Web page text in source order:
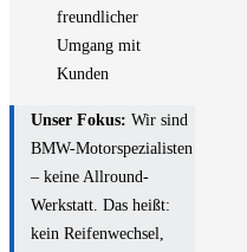
freundlicher
Umgang mit
Kunden
Unser Fokus: Wir sind
BMW-Motorspezialisten
– keine Allround-
Werkstatt. Das heißt:
kein Reifenwechsel,